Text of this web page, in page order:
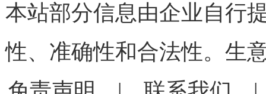
本站部分信息由企业自行
性、准确性和合法性。生